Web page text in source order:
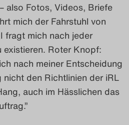
also Fotos, Videos, Briefe
mich der Fahrstuhl von
fragt mich nach jeder
Roter Knopf:
nach meiner Entscheidung
den Richtlinien der iRL
auch im Hässlichen das